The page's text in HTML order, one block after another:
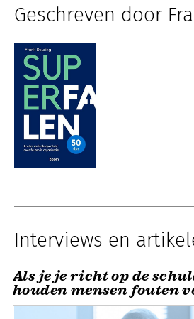
Geschreven door
Interviews en
Als je je richt op de
houden mensen fouten